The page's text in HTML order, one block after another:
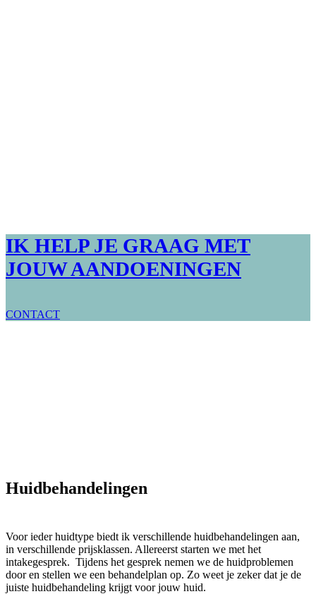
IK HELP JE GRAAG MET
JOUW AANDOENINGEN
CONTACT
Huidbehandelingen
Voor ieder huidtype biedt ik verschillende huidbehandelingen aan,
in verschillende prijsklassen. Allereerst starten we met het
intakegesprek. Tijdens het gesprek nemen we de huidproblemen
door en stellen we een behandelplan op. Zo weet je zeker dat je de
juiste huidbehandeling krijgt voor jouw huid.